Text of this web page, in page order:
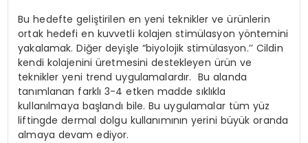
Bu hedefte geliştirilen en yeni teknikler ve ürünlerin
ortak hedefi en kuvvetli kolajen stimülasyon yöntemini
yakalamak. Diğer deyişle “biyolojik stimülasyon.’’ Cildin
kendi kolajenini üretmesini destekleyen ürün ve
teknikler yeni trend uygulamalardır. Bu alanda
tanımlanan farklı 3-4 etken madde sıklıkla
kullanılmaya başlandı bile. Bu uygulamalar tüm yüz
liftingde dermal dolgu kullanımının yerini büyük oranda
almaya devam ediyor.